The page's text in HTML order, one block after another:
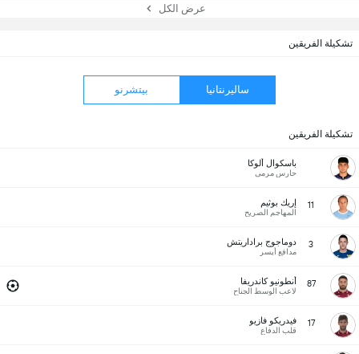
تشكيلة الفريقين
ساليرنتانيا بيتشرنو
تشكيلة الفريقين
باسكوال ألوكا
حارس مرمى
11 إريك بوثيم
المهاجم الصريح
3 دوماجوج براداريتش
مدافع أيسر
87 أنطونيو كاندريفا
لاعب الوسط الجناح
17 فيدريكو فازيو
قلب الدفاع
عرض الكل